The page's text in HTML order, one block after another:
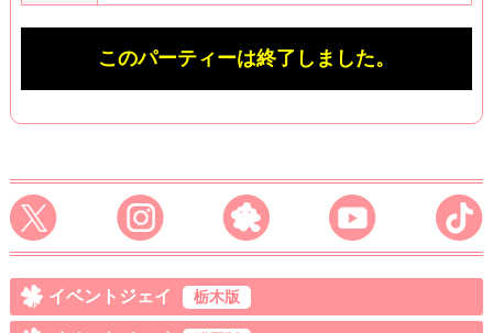
このパーティーは終了しました。
イベントジェイ 栃木版